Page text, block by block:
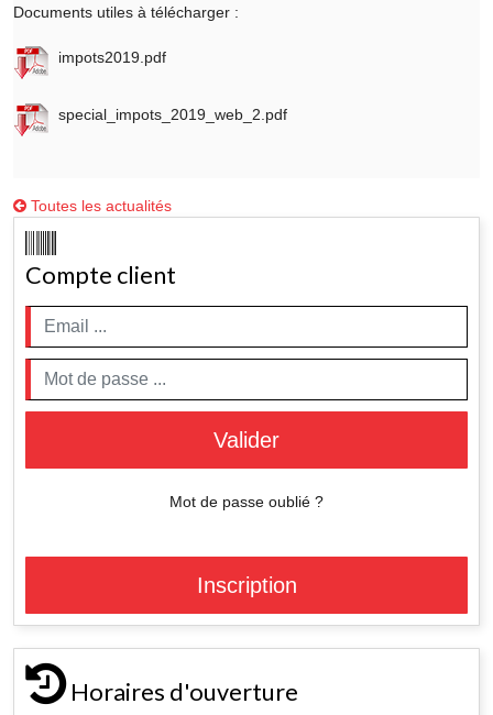
Documents utiles à télécharger :
impots2019.pdf
special_impots_2019_web_2.pdf
Toutes les actualités
Compte client
Valider
Mot de passe oublié ?
Inscription
Horaires d'ouverture